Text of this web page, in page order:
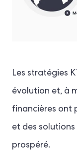
Les stratégies
évolution et, à
financières ont
et des
prospéré.